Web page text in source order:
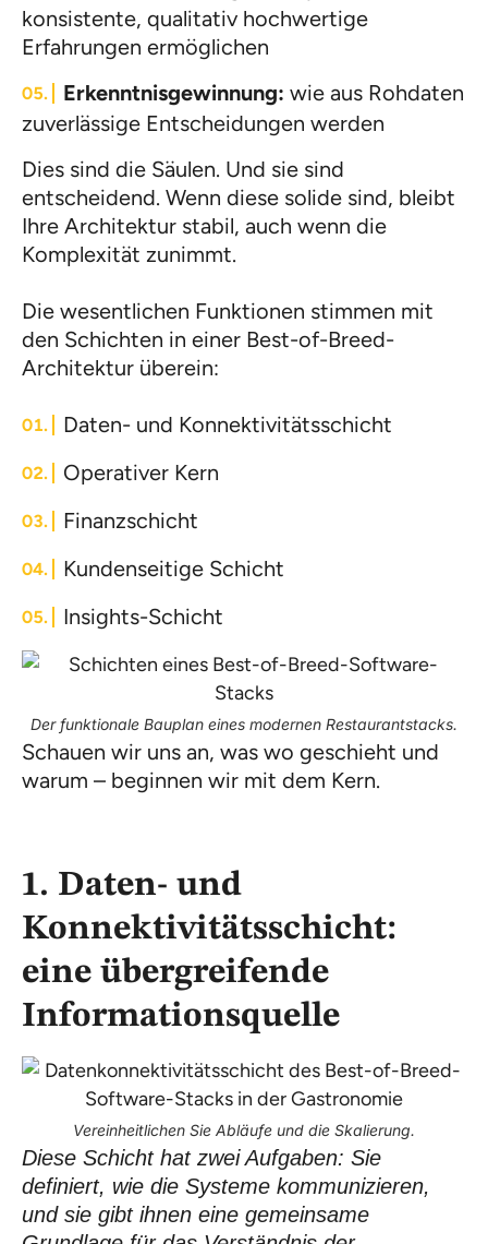
konsistente, qualitativ hochwertige
Erfahrungen ermöglichen
Erkenntnisgewinnung: wie aus Rohdaten
zuverlässige Entscheidungen werden
Dies sind die Säulen. Und sie sind
entscheidend. Wenn diese solide sind, bleibt
Ihre Architektur stabil, auch wenn die
Komplexität zunimmt.
Die wesentlichen Funktionen stimmen mit
den Schichten in einer Best-of-Breed-
Architektur überein:
Daten- und Konnektivitätsschicht
Operativer Kern
Finanzschicht
Kundenseitige Schicht
Insights-Schicht
Der funktionale Bauplan eines modernen Restaurantstacks.
Schauen wir uns an, was wo geschieht und
warum – beginnen wir mit dem Kern.
1. Daten- und
Konnektivitätsschicht:
eine übergreifende
Informationsquelle
Vereinheitlichen Sie Abläufe und die Skalierung.
Diese Schicht hat zwei Aufgaben: Sie
definiert, wie die Systeme kommunizieren,
und sie gibt ihnen eine gemeinsame